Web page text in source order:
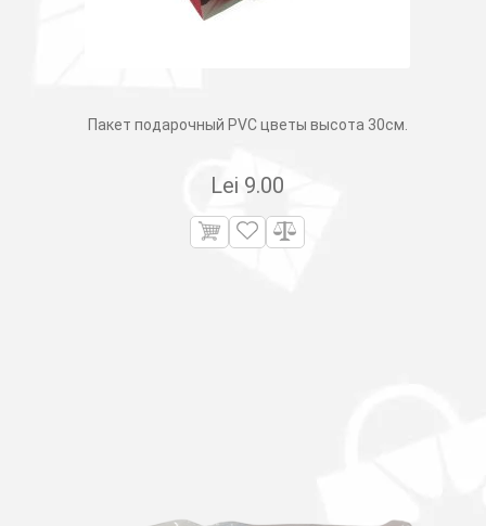
Пакет подарочный PVC цветы высота 30см.
Lei 9.00